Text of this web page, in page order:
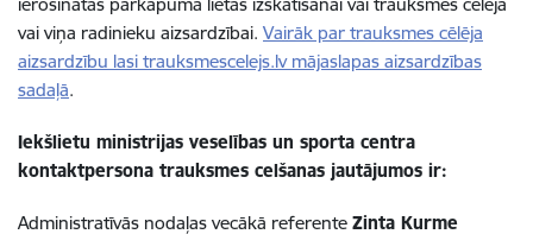
vai viņa radinieku aizsardzībai. Vairāk par trauksmes cēlēja
aizsardzību lasi trauksmescelejs.lv mājaslapas aizsardzības
sadaļā.
Iekšlietu ministrijas veselības un sporta centra
kontaktpersona trauksmes celšanas jautājumos ir:
Administratīvās nodaļas vecākā referente Zinta Kurme